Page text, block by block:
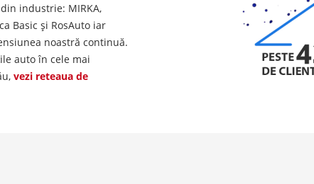
industrie: MIRKA,
Basic și RosAuto iar
noastră continuă.
auto în cele mai
vezi reteaua de